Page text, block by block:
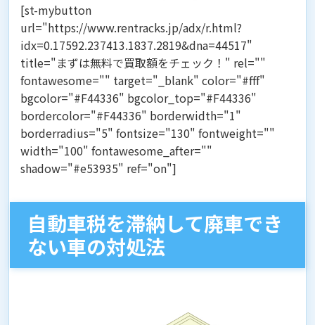
[st-mybutton
url="https://www.rentracks.jp/adx/r.html?
idx=0.17592.237413.1837.2819&dna=44517"
title="まずは無料で買取額をチェック！" rel=""
fontawesome="" target="_blank" color="#fff"
bgcolor="#F44336" bgcolor_top="#F44336"
bordercolor="#F44336" borderwidth="1"
borderradius="5" fontsize="130" fontweight=""
width="100" fontawesome_after=""
shadow="#e53935" ref="on"]
自動車税を滞納して廃車でき
ない車の対処法